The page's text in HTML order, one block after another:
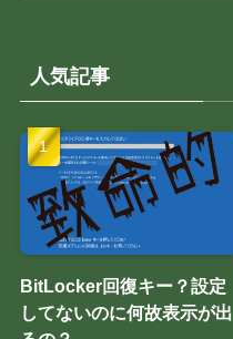
人気記事
BitLocker回復キー？設定
してないのに何故表示が出